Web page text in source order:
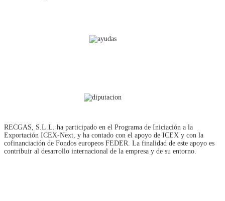
RECGAS, S.L.L. ha participado en el Programa de Iniciación a la
Exportación ICEX‐Next, y ha contado con el apoyo de ICEX y con la
cofinanciación de Fondos europeos FEDER. La finalidad de este apoyo es
contribuir al desarrollo internacional de la empresa y de su entorno.